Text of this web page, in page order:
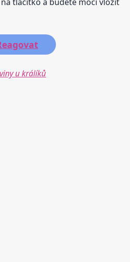
u králíků